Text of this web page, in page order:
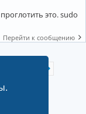
это. sudo
Перейти к сообщению